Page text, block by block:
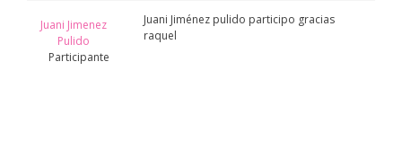
Juani Jimenez
Pulido
Participante
Juani Jiménez pulido participo gracias
raquel